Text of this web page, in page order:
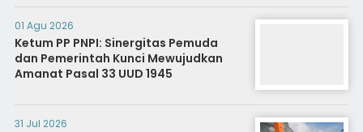
Diminta Segera Usut
01 Agu 2026
Ketum PP PNPI: Sinergitas Pemuda
dan Pemerintah Kunci Mewujudkan
Amanat Pasal 33 UUD 1945
31 Jul 2026